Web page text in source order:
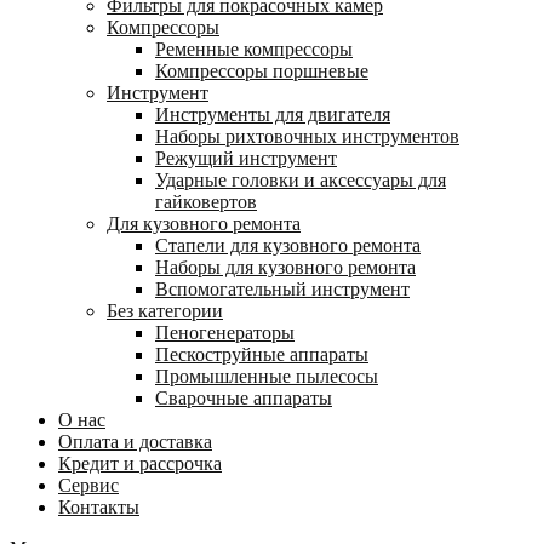
Фильтры для покрасочных камер
Компрессоры
Ременные компрессоры
Компрессоры поршневые
Инструмент
Инструменты для двигателя
Наборы рихтовочных инструментов
Режущий инструмент
Ударные головки и аксессуары для
гайковертов
Для кузовного ремонта
Стапели для кузовного ремонта
Наборы для кузовного ремонта
Вспомогательный инструмент
Без категории
Пеногенераторы
Пескоструйные аппараты
Промышленные пылесосы
Сварочные аппараты
О нас
Оплата и доставка
Кредит и рассрочка
Сервис
Контакты